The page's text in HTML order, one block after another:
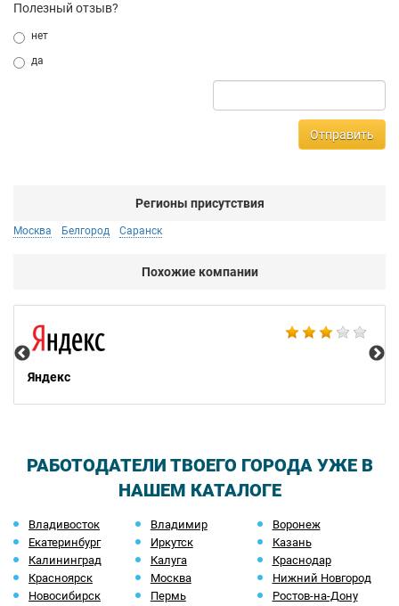
Полезный отзыв?
нет
да
Отправить
Регионы присутствия
Москва Белгород Саранск
Похожие компании
Яндекс
РАБОТОДАТЕЛИ ТВОЕГО ГОРОДА УЖЕ В
НАШЕМ КАТАЛОГЕ
Владивосток Владимир
Воронеж
Екатеринбург
Иркутск
Казань
Калининград
Калуга
Краснодар
Красноярск
Москва
Нижний Новгород
Новосибирск
Пермь Ростов-на-Дону